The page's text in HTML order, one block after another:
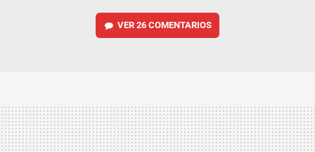
VER 26 COMENTARIOS